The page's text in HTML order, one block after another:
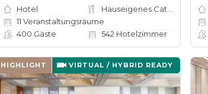
Hotel
11 Veranstaltungsräume
400 Gäste 542 Hotelzimmer
HIGHLIGHT VIRTUAL / HYBRID READY